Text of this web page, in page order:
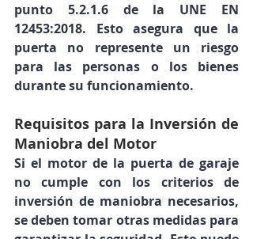
punto 5.2.1.6 de la UNE EN
12453:2018. Esto asegura que la
puerta no represente un riesgo
para las personas o los bienes
durante su funcionamiento.
Requisitos para la Inversión de
Maniobra del Motor
Si el motor de la puerta de garaje
no cumple con los criterios de
inversión de maniobra necesarios,
se deben tomar otras medidas para